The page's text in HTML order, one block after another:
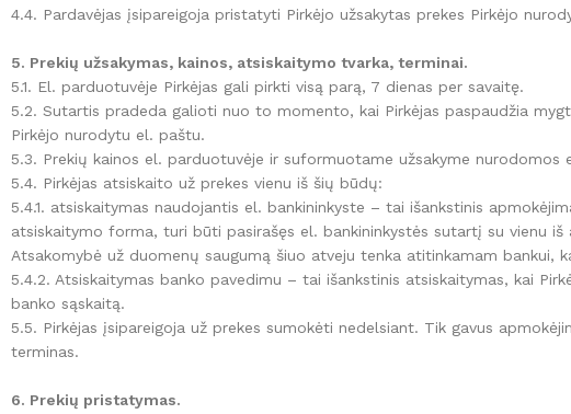
4.4. Pardavėjas įsipareigoja pristatyti Pirkėjo užsakytas prekes Pirkėjo
5. Prekių užsakymas, kainos, atsiskaitymo tvarka, terminai.
5.1. El. parduotuvėje Pirkėjas gali pirkti visą parą, 7 dienas per savaitę.
5.2. Sutartis pradeda galioti nuo to momento, kai Pirkėjas paspaudžia
Pirkėjo nurodytu el. paštu.
5.3. Prekių kainos el. parduotuvėje ir suformuotame užsakyme nurodomos
5.4. Pirkėjas atsiskaito už prekes vienu iš šių būdų:
5.4.1. atsiskaitymas naudojantis el. bankininkyste – tai išankstinis
atsiskaitymo forma, turi būti pasirašęs el. bankininkystės sutartį su vienu
Atsakomybė už duomenų saugumą šiuo atveju tenka atitinkamam bankui,
5.4.2. Atsiskaitymas banko pavedimu – tai išankstinis atsiskaitymas, kai
banko sąskaitą.
5.5. Pirkėjas įsipareigoja už prekes sumokėti nedelsiant. Tik gavus
terminas.
6. Prekių pristatymas.